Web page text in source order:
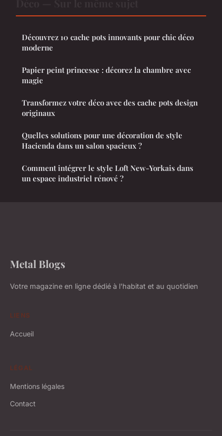
Découvrez 10 cache pots innovants pour chic déco
moderne
Papier peint princesse : décorez la chambre avec
magie
Transformez votre déco avec des cache pots design
originaux
Quelles solutions pour une décoration de style
Hacienda dans un salon spacieux ?
Comment intégrer le style Loft New-Yorkais dans
un espace industriel rénové ?
Metal Blogs
Votre magazine en ligne dédié à l'habitat et au quotidien
LIENS
Accueil
LÉGAL
Mentions légales
Contact